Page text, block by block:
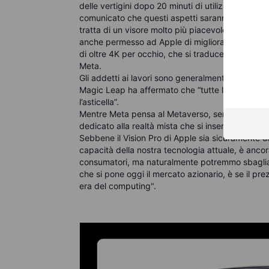
delle vertigini dopo 20 minuti di utilizzo e del
comunicato che questi aspetti saranno
tratta di un visore molto più piacevole da
anche permesso ad Apple di migliorare il
di oltre 4K per occhio, che si traduce in circa
Meta.
Gli addetti ai lavori sono generalmente
Magic Leap ha affermato che “tutte le aziende
l’asticella”.
Mentre Meta pensa al Metaverso, sembra che
dedicato alla realtà mista che si inserisce più
Sebbene il Vision Pro di Apple sia sicuramente
capacità della nostra tecnologia attuale, è
consumatori, ma naturalmente potremmo
che si pone oggi il mercato azionario, è se il
era del computing".